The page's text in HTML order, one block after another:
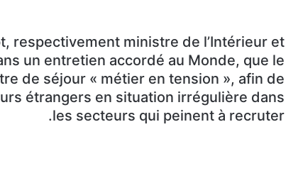
respectivement ministre de l’Intérieur et
un entretien accordé au Monde, que le
de séjour « métier en tension », afin de
étrangers en situation irrégulière dans
les secteurs qui peinent à recruter.